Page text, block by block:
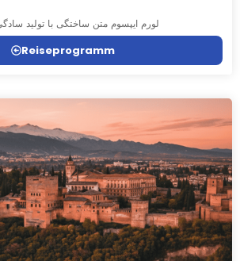
لورم ایپسوم متن ساختگی با تولید
Reiseprogramm